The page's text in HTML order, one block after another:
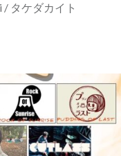
タケダカイト